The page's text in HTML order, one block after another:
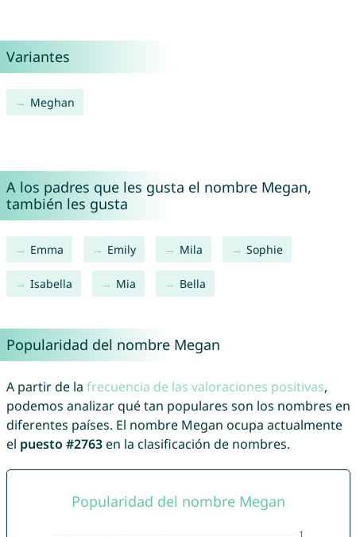
Variantes
Meghan
A los padres que les gusta el nombre Megan,
también les gusta
Emma Emily Mila Sophie
Isabella Mia Bella
Popularidad del nombre Megan
A partir de la frecuencia de las valoraciones positivas,
podemos analizar qué tan populares son los nombres en
diferentes países. El nombre Megan ocupa actualmente
el puesto #2763en la clasificación de nombres.